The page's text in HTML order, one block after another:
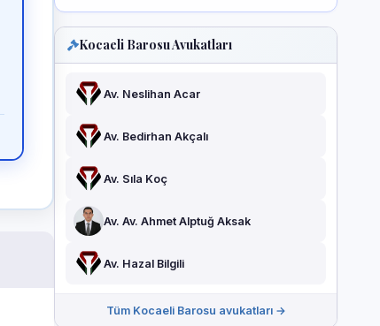
Kocaeli Barosu Avukatları
Av. Neslihan Acar
Av. Bedirhan Akçalı
Av. Sıla Koç
Av. Av. Ahmet Alptuğ Aksak
Av. Hazal Bilgili
Tüm Kocaeli Barosu avukatları →